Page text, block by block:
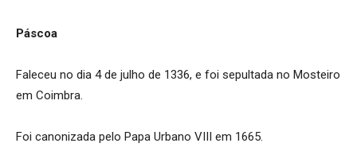
Páscoa
Faleceu no dia 4 de julho de 1336, e foi sepultada no Mosteiro
em Coimbra.
Foi canonizada pelo Papa Urbano VIII em 1665.